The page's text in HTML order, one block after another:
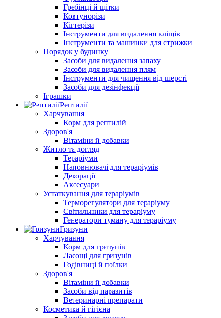
Гребінці й щітки
Ковтунорізи
Кігтерізи
Інструменти для видалення кліщів
Інструменти та машинки для стрижки
Порядок у будинку
Засоби для видалення запаху
Засоби для видалення плям
Інструменти для чищення від шерсті
Засоби для дезінфекції
Іграшки
Рептилії
Харчування
Корм для рептилій
Здоров'я
Вітаміни й добавки
Житло та догляд
Тераріуми
Наповнювачі для тераріумів
Декорації
Аксесуари
Устаткування для тераріумів
Терморегулятори для тераріуму
Світильники для тераріуму
Генератори туману для тераріуму
Гризуни
Харчування
Корм для гризунів
Ласощі для гризунів
Годівниці й поїлки
Здоров'я
Вітаміни й добавки
Засоби від паразитів
Ветеринарні препарати
Косметика й гігієна